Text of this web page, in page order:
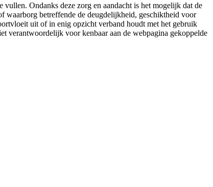
Ondanks deze zorg en aandacht is het mogelijk dat de
waarborg betreffende de deugdelijkheid, geschiktheid voor
uit of in enig opzicht verband houdt met het gebruik
verantwoordelijk voor kenbaar aan de webpagina gekoppelde